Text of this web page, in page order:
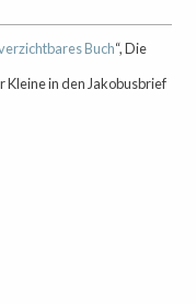
Buch“, Die
Kleine in den Jakobusbrief